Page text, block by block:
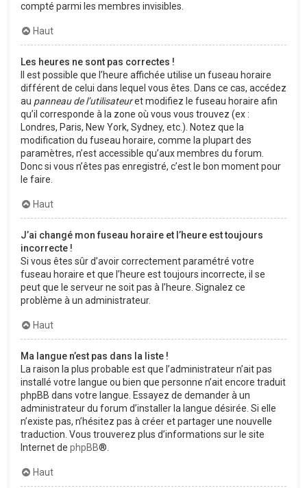
compté parmi les membres invisibles.
Haut
Les heures ne sont pas correctes !
Il est possible que l’heure affichée utilise un fuseau horaire
différent de celui dans lequel vous êtes. Dans ce cas, accédez
au panneau de l’utilisateuret modifiez le fuseau horaire afin
qu’il corresponde à la zone où vous vous trouvez (ex :
Londres, Paris, New York, Sydney, etc.). Notez que la
modification du fuseau horaire, comme la plupart des
paramètres, n’est accessible qu’aux membres du forum.
Donc si vous n’êtes pas enregistré, c’est le bon moment pour
le faire.
Haut
J’ai changé mon fuseau horaire et l’heure est toujours
incorrecte !
Si vous êtes sûr d’avoir correctement paramétré votre
fuseau horaire et que l’heure est toujours incorrecte, il se
peut que le serveur ne soit pas à l’heure. Signalez ce
problème à un administrateur.
Haut
Ma langue n’est pas dans la liste !
La raison la plus probable est que l’administrateur n’ait pas
installé votre langue ou bien que personne n’ait encore traduit
phpBB dans votre langue. Essayez de demander à un
administrateur du forum d’installer la langue désirée. Si elle
n’existe pas, n’hésitez pas à créer et partager une nouvelle
traduction. Vous trouverez plus d’informations sur le site
Internet de phpBB®.
Haut